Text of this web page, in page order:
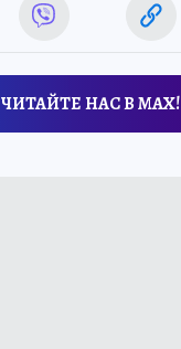
ЧИТАЙТЕ НАС В МАХ!